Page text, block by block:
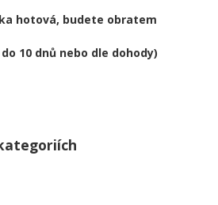
hotová, budete obratem
10 dnů nebo dle dohody)